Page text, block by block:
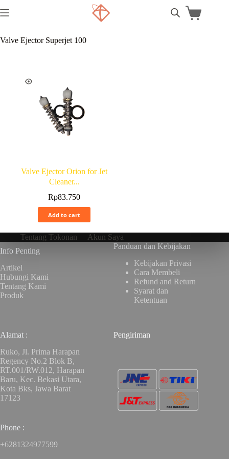
Valve Ejector Superjet 100
Valve Ejector Orion for Jet
Cleaner...
Rp83.750
Add to cart
Tentang Tokonan
Akun Saya
Info Penting
Artikel
Hubungi Kami
Tentang Kami
Produk
Panduan dan Kebijakan
Kebijakan Privasi
Cara Membeli
Refund and Return
Syarat dan
Ketentuan
Alamat :
Ruko, Jl. Prima Harapan
Regency No.2 Blok B,
RT.001/RW.012, Harapan
Baru, Kec. Bekasi Utara,
Kota Bks, Jawa Barat
17123
Phone :
+6281324977599
Pengiriman